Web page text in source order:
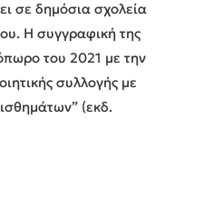
σε δημόσια σχολεία
Η συγγραφική της
του 2021 με την
συλλογής με
(εκδ.